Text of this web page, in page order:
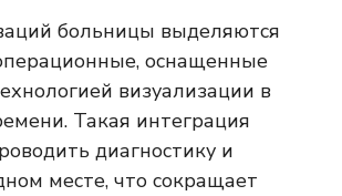
больницы выделяются
оснащенные
визуализации в
Такая интеграция
диагностику и
месте, что сокращает